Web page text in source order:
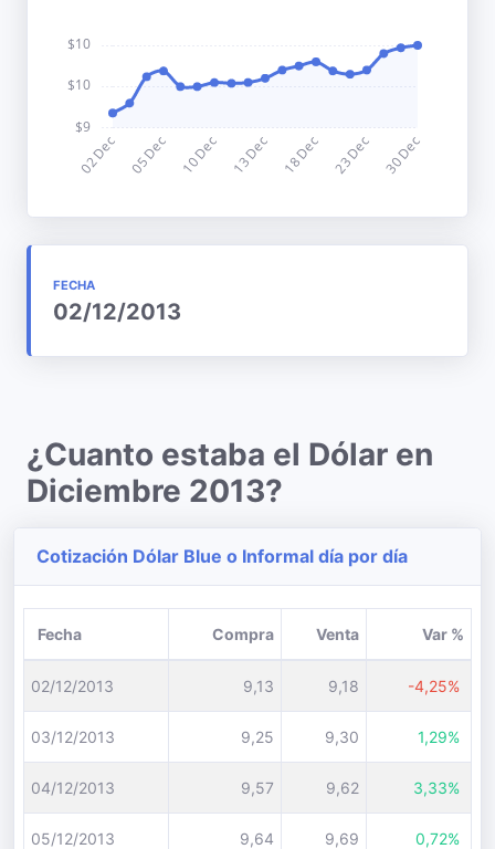
FECHA
02/12/2013
¿Cuanto estaba el Dólar en
Diciembre 2013?
Cotización Dólar Blue o Informal día por día
Fecha Compra Venta Var %
02/12/2013 9,13 9,18 -4,25%
03/12/2013 9,25 9,30 1,29%
04/12/2013 9,57 9,62 3,33%
05/12/2013 9,64 9,69 0,72%